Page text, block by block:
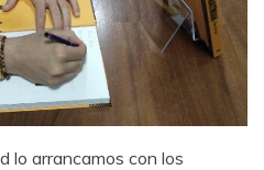
lo arrancamos con los